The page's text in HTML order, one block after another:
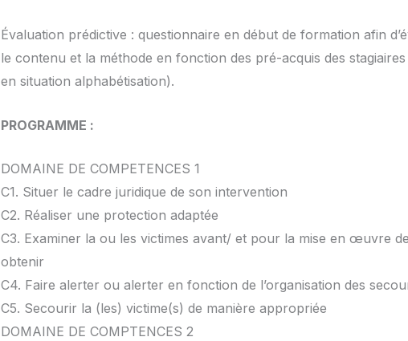
Évaluation prédictive : questionnaire en début de formation afin
le contenu et la méthode en fonction des pré-acquis des
en situation alphabétisation).
PROGRAMME :
DOMAINE DE COMPETENCES 1
C1. Situer le cadre juridique de son intervention
C2. Réaliser une protection adaptée
C3. Examiner la ou les victimes avant/ et pour la mise en œuvre
obtenir
C4. Faire alerter ou alerter en fonction de l’organisation des
C5. Secourir la (les) victime(s) de manière appropriée
DOMAINE DE COMPTENCES 2